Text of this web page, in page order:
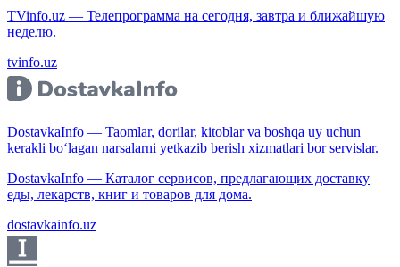
TVinfo.uz — Телепрограмма на сегодня, завтра и ближайшую
неделю.
tvinfo.uz
DostavkaInfo — Taomlar, dorilar, kitoblar va boshqa uy uchun
kerakli bo‘lagan narsalarni yetkazib berish xizmatlari bor servislar.
DostavkaInfo — Каталог сервисов, предлагающих доставку
еды, лекарств, книг и товаров для дома.
dostavkainfo.uz